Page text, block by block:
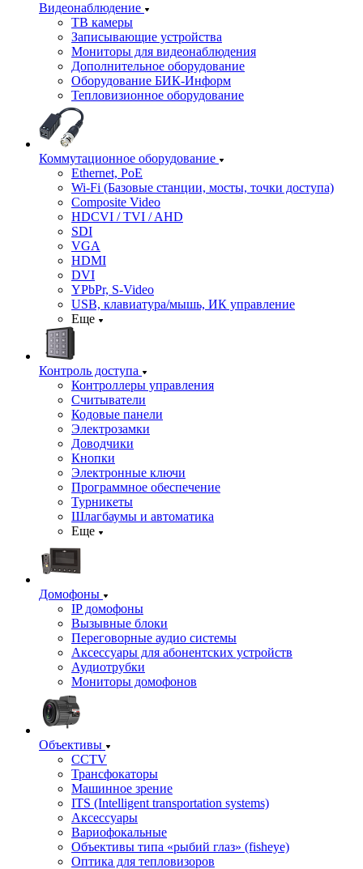
Видеонаблюдение
ТВ камеры
Записывающие устройства
Мониторы для видеонаблюдения
Дополнительное оборудование
Оборудование БИК-Информ
Тепловизионное оборудование
Коммутационное оборудование
Ethernet, PoE
Wi-Fi (Базовые станции, мосты, точки доступа)
Composite Video
HDCVI / TVI / AHD
SDI
VGA
HDMI
DVI
YPbPr, S-Video
USB, клавиатура/мышь, ИК управление
Еще
Контроль доступа
Контроллеры управления
Считыватели
Кодовые панели
Электрозамки
Доводчики
Кнопки
Электронные ключи
Программное обеспечение
Турникеты
Шлагбаумы и автоматика
Еще
Домофоны
IP домофоны
Вызывные блоки
Переговорные аудио системы
Аксессуары для абонентских устройств
Аудиотрубки
Мониторы домофонов
Объективы
CCTV
Трансфокаторы
Машинное зрение
ITS (Intelligent transportation systems)
Аксессуары
Вариофокальные
Объективы типа «рыбий глаз» (fisheye)
Оптика для тепловизоров